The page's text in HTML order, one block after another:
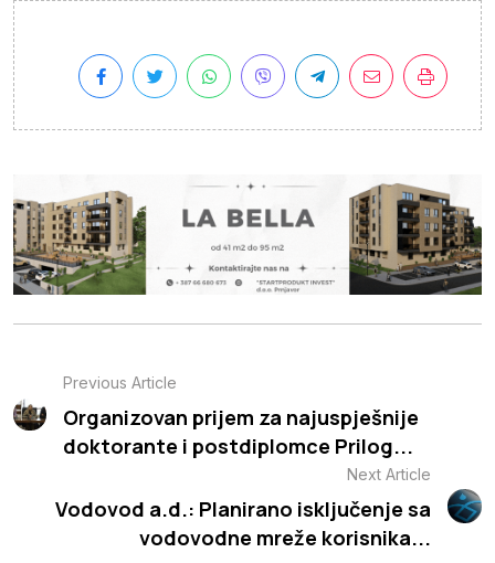
Previous Article
Organizovan prijem za najuspješnije
doktorante i postdiplomce Prilog...
Next Article
Vodovod a.d.: Planirano isključenje sa
vodovodne mreže korisnika...